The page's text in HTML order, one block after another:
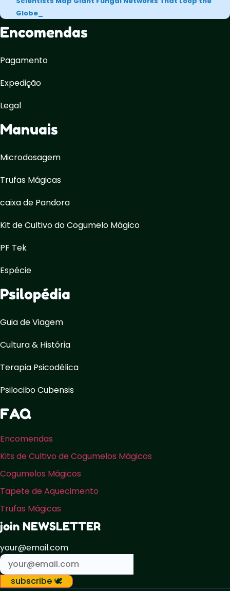
Globe
Encomendas
Pagamento
Expedição
Legal
Manuais
Microdosagem
Trufas Mágicas
caixa de Pandora
Kit de Cultivo do Cogumelo Mágico
PF Tek
Espécie
Psilopédia
Guia de Viagem
Cultura & História
Terapia Psicodélica
Psilocibo Cubensis
FAQ
Encomendas
Kits de Cultivo de Cogumelos Mágicos
Cogumelos Mágicos
Tapete de Aquecimento
Trufas Mágicas
join NEWSLETTER
your@email.com
subscribe 🕊️